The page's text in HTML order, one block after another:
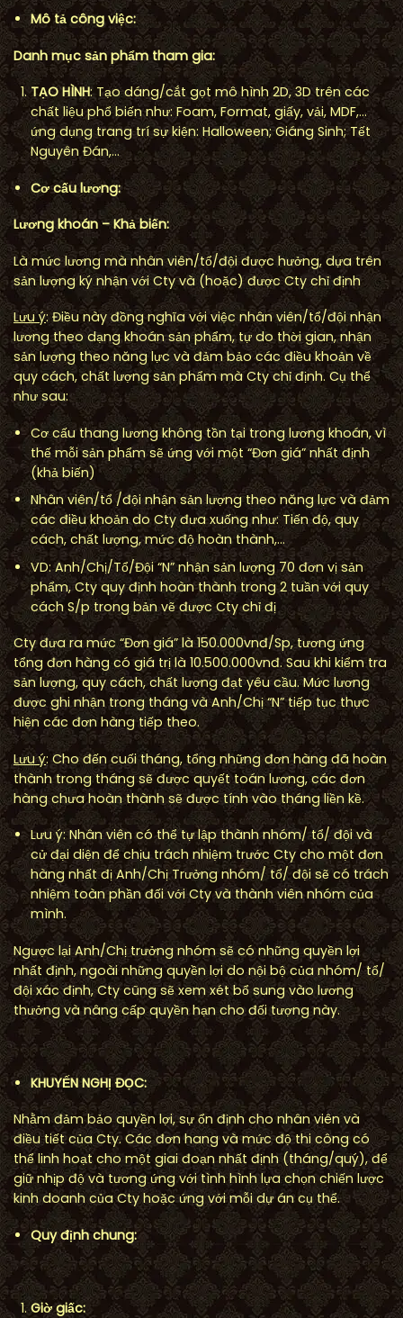
Mô tảcông việc:
Danh mục sản phẩm tham gia:
TẠO HÌNH: Tạo dáng/cắt gọt mô hình 2D, 3D trên các
chất liệu phổ biến như: Foam, Format, giấy, vải, MDF,…
ứng dụng trang trí sự kiện: Halloween; Giáng Sinh; Tết
Nguyên Đán,…
Cơcấu lương:
Lương khoán–Khảbiến:
Là mức lương mà nhân viên/tổ/đội được hưởng, dựa trên
sản lượng ký nhận với Cty và (hoặc) được Cty chỉ định
Lưuý: Điều này đồng nghĩa với việc nhân viên/tổ/đội nhận
lương theo dạng khoán sản phẩm, tự do thời gian, nhận
sản lượng theo năng lực và đảm bảo các điều khoản về
quy cách, chất lượng sản phẩm mà Cty chỉ định. Cụ thể
như sau:
Cơ cấu thang lương không tồn tại trong lương khoán, vì
thế mỗi sản phẩm sẽ ứng với một “Đơn giá” nhất định
(khả biến)
Nhân viên/tổ /đội nhận sản lượng theo năng lực và đảm
các điều khoản do Cty đưa xuống như: Tiến độ, quy
cách, chất lượng, mức độ hoàn thành,…
VD: Anh/Chị/Tổ/Đội “N” nhận sản lượng 70 đơn vị sản
phẩm, Cty quy định hoàn thành trong 2 tuần với quy
cách S/p trong bản vẽ được Cty chỉ đị
Cty đưa ra mức “Đơn giá” là 150.000vnđ/Sp, tương ứng
tổng đơn hàng có giá trị là 10.500.000vnđ. Sau khi kiểm tra
sản lượng, quy cách, chất lượng đạt yêu cầu. Mức lương
được ghi nhận trong tháng và Anh/Chị “N” tiếp tục thực
hiện các đơn hàng tiếp theo.
Lưuý: Cho đến cuối tháng, tổng những đơn hàng đã hoàn
thành trong tháng sẽ được quyết toán lương, các đơn
hàng chưa hoàn thành sẽ được tính vào tháng liền kề.
Lưu ý: Nhân viên có thể tự lập thành nhóm/ tổ/ đội và
cử đại diện để chịu trách nhiệm trước Cty cho một đơn
hàng nhất đị Anh/Chị Trưởng nhóm/ tổ/ đội sẽ có trách
nhiệm toàn phần đối với Cty và thành viên nhóm của
mình.
Ngược lại Anh/Chị trưởng nhóm sẽ có những quyền lợi
nhất định, ngoài những quyền lợi do nội bộ của nhóm/ tổ/
đội xác định, Cty cũng sẽ xem xét bổ sung vào lương
thưởng và nâng cấp quyền hạn cho đối tượng này.
KHUYẾN NGHỊĐỌC:
Nhằm đảm bảo quyền lợi, sự ổn định cho nhân viên và
điều tiết của Cty. Các đơn hang và mức độ thi công có
thể linh hoạt cho một giai đoạn nhất định (tháng/quý), để
giữ nhịp độ và tương ứng với tình hình lựa chọn chiến lược
kinh doanh của Cty hoặc ứng với mỗi dự án cụ thể.
Quy định chung:
Giờgiấc: